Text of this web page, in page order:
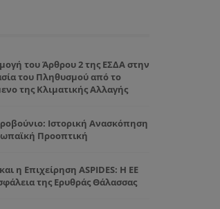
του Άρθρου 2 της ΕΣΔΑ στην
του Πληθυσμού από το
της Κλιματικής Αλλαγής
Ιστορική Ανασκόπηση
Προοπτική
η Επιχείρηση ASPIDES: Η ΕΕ
της Ερυθράς Θάλασσας